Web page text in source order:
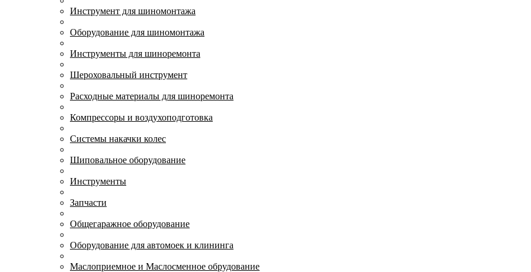
Инструмент для шиномонтажа
Оборудование для шиномонтажа
Инструменты для шиноремонта
Шероховальный инструмент
Расходные материалы для шиноремонта
Компрессоры и воздухоподготовка
Системы накачки колес
Шиповальное оборудование
Инструменты
Запчасти
Общегаражное оборудование
Оборудование для автомоек и клининга
Маслоприемное и Маслосменное обрудование